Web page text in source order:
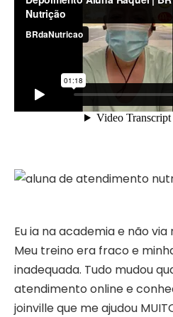
Eu ia na academia e não
Meu treino era fraco e
inadequada. Tudo mudou
atendimento online e
joinville que me ajudou